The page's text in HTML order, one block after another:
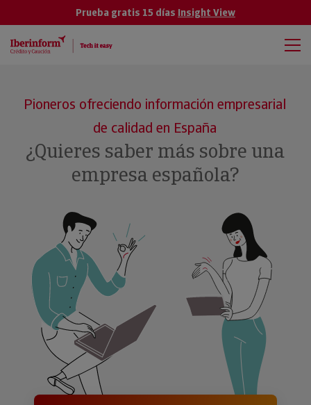
Prueba gratis 15 días Insight View
Pioneros ofreciendo información empresarial
de calidad en España
¿Quieres saber más sobre una
empresa española?